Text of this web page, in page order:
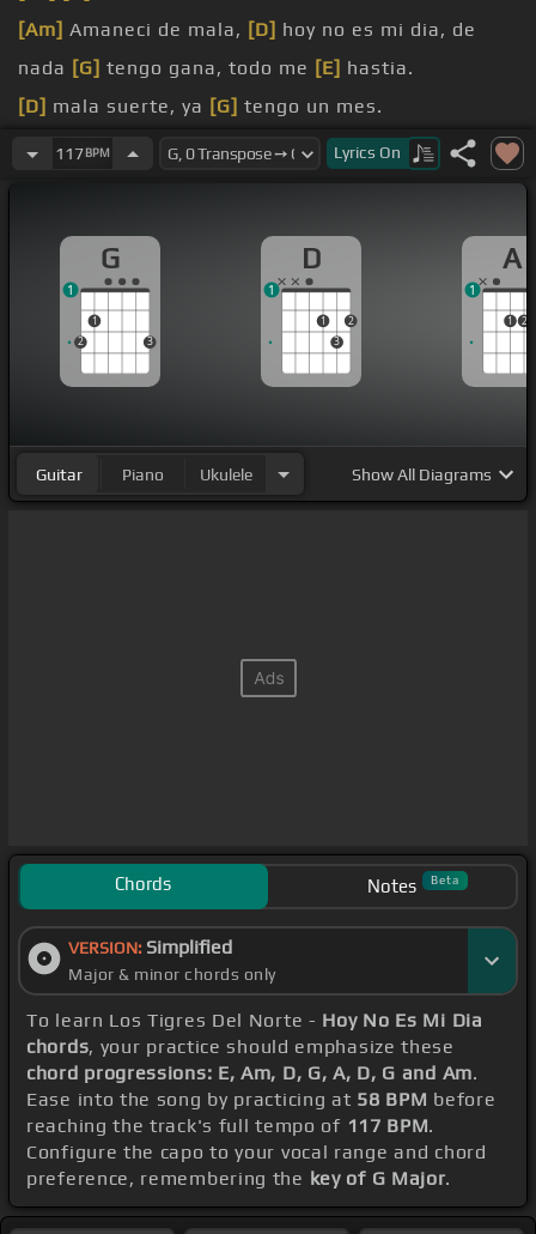
[Am] Amaneci de mala, [D] hoy no es mi dia, de
nada [G] tengo gana, todo me [E] hastia.
[D] mala suerte, ya [G] tengo un mes.
Desde que [Am]te marchaste, todo[D]ha
[E]mucho ha
que mal me siento, ya tengo un
117BPM Lyrics On
G
2
1
3
1
D
1
3
2
1
A
1 2
1
Guitar Piano Ukulele ShowAll Diagrams
Chords Notes Beta
VERSION: Simplified
Major & minor chords only
To learn Los Tigres Del Norte - Hoy No Es Mi Dia
chords, your practice should emphasize these
chord progressions: E, Am, D, G, A, D, G and Am.
Ease into the song by practicing at 58 BPM before
reaching the track's full tempo of 117 BPM.
Configure the capo to your vocal range and chord
preference, remembering the key of G Major.